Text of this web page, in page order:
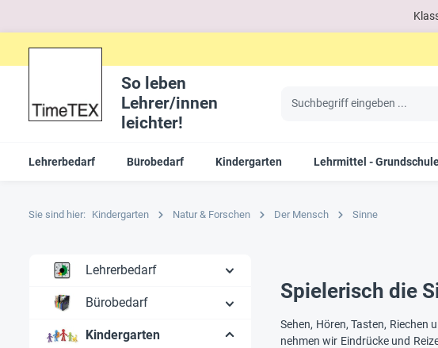
So leben
Lehrer/innen
leichter!
Lehrerbedarf Bürobedarf Kindergarten Lehrmittel -
Sie sind hier: Kindergarten Natur & Forschen Der Mensch Sinne
Lehrerbedarf
Bürobedarf
Kindergarten
Spielerisch die
Sehen, Hören, Tasten,
nehmen wir Eindrücke und